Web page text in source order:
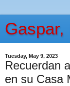
Gaspar,
Tuesday, May 9, 2023
Recuerdan
en su Casa